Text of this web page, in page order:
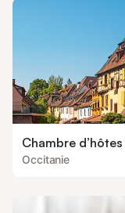
Chambre d’hôtes
Occitanie